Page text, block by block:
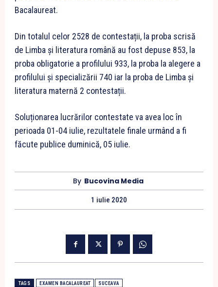
Bacalaureat.
Din totalul celor 2528 de contestații, la proba scrisă
de Limba și literatura română au fost depuse 853, la
proba obligatorie a profilului 933, la proba la alegere a
profilului și specializării 740 iar la proba de Limba și
literatura maternă 2 contestații.
Soluționarea lucrărilor contestate va avea loc în
perioada 01-04 iulie, rezultatele finale urmând a fi
făcute publice duminică, 05 iulie.
By Bucovina Media
1 iulie 2020
TAGS EXAMEN BACALAUREAT SUCEAVA